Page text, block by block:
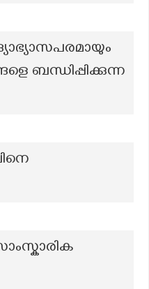
ബന്ധിപ്പിക്കുന്ന